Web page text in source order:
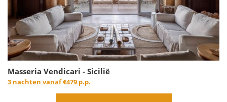
Masseria Vendicari - Sicilië
3 nachten vanaf€479 p.p.